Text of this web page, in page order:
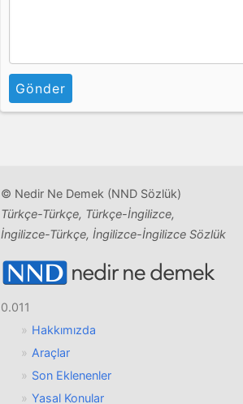
Gönder
© Nedir Ne Demek (NND Sözlük)
Türkçe-Türkçe, Türkçe-İngilizce,
İngilizce-Türkçe, İngilizce-İngilizce Sözlük
0.011
Hakkımızda
Araçlar
Son Eklenenler
Yasal Konular